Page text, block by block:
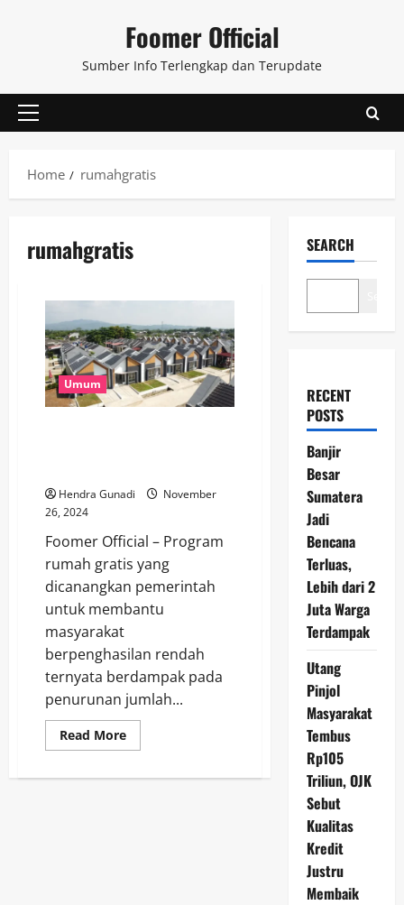
Foomer Official
Sumber Info Terlengkap dan Terupdate
Primary
Home
rumahgratis
rumahgratis
Umum
Hendra Gunadi
November
26, 2024
Foomer Official – Program
rumah gratis yang
dicanangkan pemerintah
untuk membantu
masyarakat
berpenghasilan rendah
ternyata berdampak pada
penurunan jumlah...
Read MoreRead
more
Ungkap
SEARCH
RECENT
POSTS
Banjir
Besar
Sumatera
Jadi
Bencana
Terluas,
Lebih dari 2
Juta Warga
Terdampak
Utang
Pinjol
Masyarakat
Tembus
Rp105
Triliun, OJK
Sebut
Kualitas
Kredit
Justru
Membaik